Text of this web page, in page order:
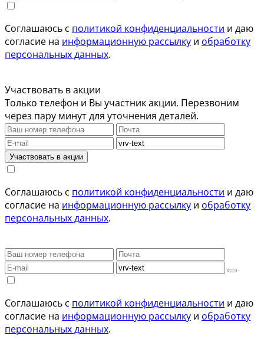
Соглашаюсь с политикой конфиденциальности и даю
согласие на информационную рассылку и обработку
персональных данных.
Участвовать в акции
Только телефон и Вы участник акции. Перезвоним
через пару минут для уточнения деталей.
Участвовать в акции
Соглашаюсь с политикой конфиденциальности и даю
согласие на информационную рассылку и обработку
персональных данных.
Соглашаюсь с политикой конфиденциальности и даю
согласие на информационную рассылку и обработку
персональных данных.